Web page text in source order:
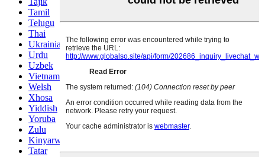
Tamil
Telugu
Thai
Ukrainian
Urdu
Uzbek
Vietnamese
Welsh
Xhosa
Yiddish
Yoruba
Zulu
Kinyarwanda
Tatar